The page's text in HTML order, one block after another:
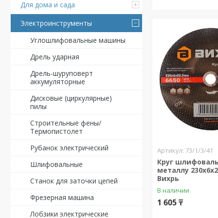
Для дома и сада
Электроинструменты
Углошлифовальные машины
Дрель ударная
Дрель-шуруповерт
аккумуляторные
Дисковые (циркулярные)
пилы
Строительные фены/
Термопистолет
Рубанок электрический
Шлифовальные
Станок для заточки цепей
Фрезерная машина
Лобзики электрические
73/1/3/41
Круг
металлу
Вихрь
В наличии
1 605 ₸